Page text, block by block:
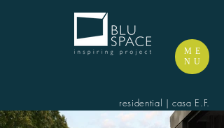
ME
NU
residential | casa E.F.